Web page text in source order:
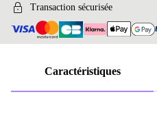
Transaction sécurisée
Caractéristiques